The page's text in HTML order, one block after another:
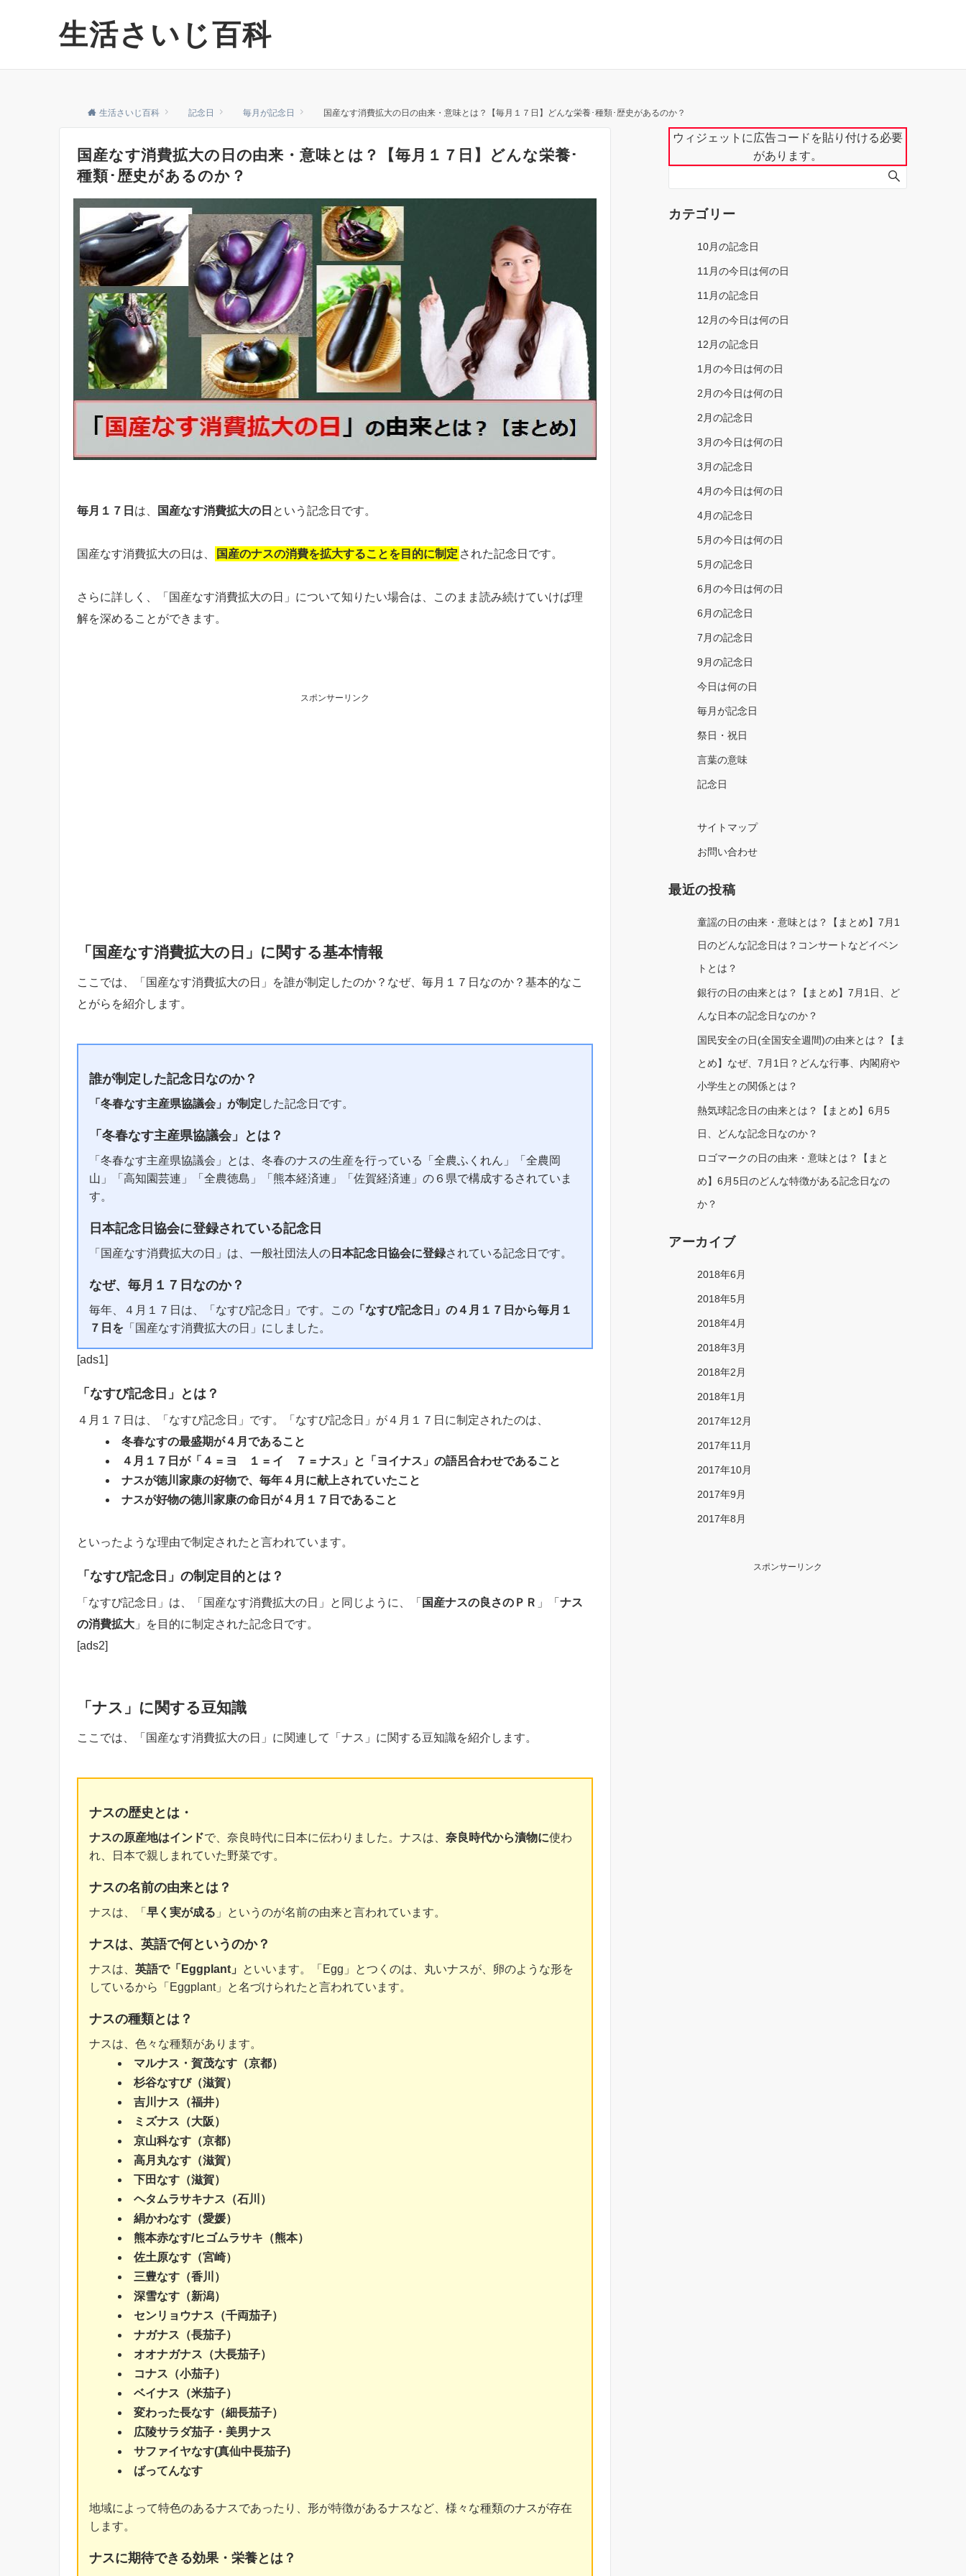
生活さいじ百科
生活さいじ百科 記念日 毎月が記念日 国産なす消費拡大の日の由来・意味とは？【毎月１７日】どんな栄養･種類･歴史があるのか？
国産なす消費拡大の日の由来・意味とは？【毎月１７日】どんな栄養･
種類･歴史があるのか？
毎月１７日 は、 国産なす消費拡大の日 という記念日です。
国産なす消費拡大の日は、 国産のナスの消費を拡大することを目的に制定 された記念日です。
さらに詳しく、「国産なす消費拡大の日」について知りたい場合は、このまま読み続けていけば理
解を深めることができます。
スポンサーリンク
「国産なす消費拡大の日」に関する基本情報
ここでは、「国産なす消費拡大の日」を誰が制定したのか？なぜ、毎月１７日なのか？基本的なこ
とがらを紹介します。
誰が制定した記念日なのか？
「冬春なす主産県協議会」が制定 した記念日です。
「冬春なす主産県協議会」とは？
「冬春なす主産県協議会」とは、冬春のナスの生産を行っている「全農ふくれん」「全農岡
山」「高知園芸連」「全農徳島」「熊本経済連」「佐賀経済連」の６県で構成するされていま
す。
日本記念日協会に登録されている記念日
「国産なす消費拡大の日」は、一般社団法人の 日本記念日協会に登録されている記念日です。
なぜ、毎月１７日なのか？
毎年、４月１７日は、「なすび記念日」です。この 「なすび記念日」の４月１７日から毎月１
７日を 「国産なす消費拡大の日」にしました。
[ads1]
「なすび記念日」とは？
４月１７日は、「なすび記念日」です。「なすび記念日」が４月１７日に制定されたのは、
冬春なすの最盛期が４月であること
４月１７日が「４ = ヨ １ = イ ７ = ナス」と「ヨイナス」の語呂合わせであること
ナスが徳川家康の好物で、毎年４月に献上されていたこと
ナスが好物の徳川家康の命日が４月１７日であること
といったような理由で制定されたと言われています。
「なすび記念日」の制定目的とは？
「なすび記念日」は、「国産なす消費拡大の日」と同じように、「 国産ナスの良さのＰＲ 」「 ナス
の消費拡大 」を目的に制定された記念日です。
[ads2]
「ナス」に関する豆知識
ここでは、「国産なす消費拡大の日」に関連して「ナス」に関する豆知識を紹介します。
ナスの歴史とは・
ナスの原産地はインドで、奈良時代に日本に伝わりました。ナスは、 奈良時代から漬物に使わ
れ、日本で親しまれていた野菜です。
ナスの名前の由来とは？
ナスは、「 早く実が成る 」というのが名前の由来と言われています。
ナスは、英語で何というのか？
ナスは、 英語で「Eggplant」
といいます。「Egg」とつくのは、丸いナスが、卵のような形を
しているから「Eggplant」と名づけられたと言われています。
ナスの種類とは？
ナスは、色々な種類があります。
マルナス・賀茂なす（京都）
杉谷なすび（滋賀）
吉川ナス（福井）
ミズナス（大阪）
京山科なす（京都）
高月丸なす（滋賀）
下田なす（滋賀）
ヘタムラサキナス（石川）
絹かわなす（愛媛）
熊本赤なす/ヒゴムラサキ（熊本）
佐土原なす（宮崎）
三豊なす（香川）
深雪なす（新潟）
センリョウナス（千両茄子）
ナガナス（長茄子）
オオナガナス（大長茄子）
コナス（小茄子）
ベイナス（米茄子）
変わった長なす（細長茄子）
広陵サラダ茄子・美男ナス
サファイヤなす(真仙中長茄子)
ばってんなす
地域によって特色のあるナスであったり、形が特徴があるナスなど、様々な種類のナスが存在
します。
ナスに期待できる効果・栄養とは？
ウィジェットに広告コードを貼り付ける必要
があります。
カテゴリー
10月の記念日
11月の今日は何の日
11月の記念日
12月の今日は何の日
12月の記念日
1月の今日は何の日
2月の今日は何の日
2月の記念日
3月の今日は何の日
3月の記念日
4月の今日は何の日
4月の記念日
5月の今日は何の日
5月の記念日
6月の今日は何の日
6月の記念日
7月の記念日
9月の記念日
今日は何の日
毎月が記念日
祭日・祝日
言葉の意味
記念日
サイトマップ
お問い合わせ
最近の投稿
童謡の日の由来・意味とは？【まとめ】7月1
日のどんな記念日は？コンサートなどイベン
トとは？
銀行の日の由来とは？【まとめ】7月1日、ど
んな日本の記念日なのか？
国民安全の日(全国安全週間)の由来とは？【ま
とめ】なぜ、7月1日？どんな行事、内閣府や
小学生との関係とは？
熱気球記念日の由来とは？【まとめ】6月5
日、どんな記念日なのか？
ロゴマークの日の由来・意味とは？【まと
め】6月5日のどんな特徴がある記念日なの
か？
アーカイブ
2018年6月
2018年5月
2018年4月
2018年3月
2018年2月
2018年1月
2017年12月
2017年11月
2017年10月
2017年9月
2017年8月
スポンサーリンク